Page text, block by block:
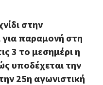
στην
παραμονή στη
3 το μεσημέρι η
υποδέχεται την
25η αγωνιστική